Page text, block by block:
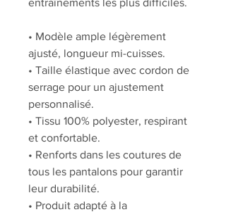
• Modèle ample légèrement
ajusté, longueur mi-cuisses.
• Taille élastique avec cordon de
serrage pour un ajustement
personnalisé.
• Tissu 100% polyester, respirant
et confortable.
• Renforts dans les coutures de
tous les pantalons pour garantir
leur durabilité.
• Produit adapté à la